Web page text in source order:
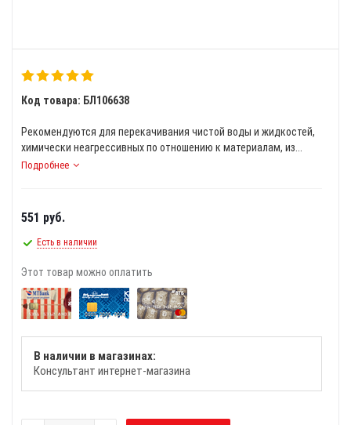
Код товара: БЛ106638
Рекомендуются для перекачивания чистой воды и жидкостей,
химически неагрессивных по отношению к материалам, из...
Подробнее
551 руб.
Есть в наличии
Этот товар можно оплатить
В наличии в магазинах:
Консультант интернет-магазина